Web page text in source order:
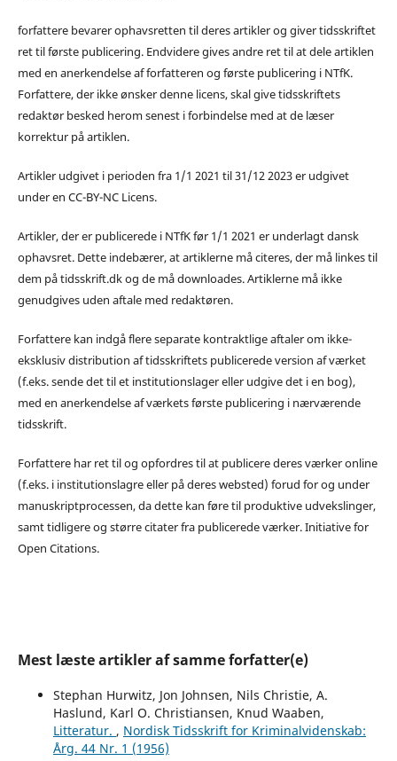
forfattere bevarer ophavsretten til deres artikler og giver tidsskriftet
ret til første publicering. Endvidere gives andre ret til at dele artiklen
med en anerkendelse af forfatteren og første publicering i NTfK.
Forfattere, der ikke ønsker denne licens, skal give tidsskriftets
redaktør besked herom senest i forbindelse med at de læser
korrektur på artiklen.
Artikler udgivet i perioden fra 1/1 2021 til 31/12 2023 er udgivet
under en CC-BY-NC Licens.
Artikler, der er publicerede i NTfK før 1/1 2021 er underlagt dansk
ophavsret. Dette indebærer, at artiklerne må citeres, der må linkes til
dem på tidsskrift.dk og de må downloades. Artiklerne må ikke
genudgives uden aftale med redaktøren.
Forfattere kan indgå flere separate kontraktlige aftaler om ikke-
eksklusiv distribution af tidsskriftets publicerede version af værket
(f.eks. sende det til et institutionslager eller udgive det i en bog),
med en anerkendelse af værkets første publicering i nærværende
tidsskrift.
Forfattere har ret til og opfordres til at publicere deres værker online
(f.eks. i institutionslagre eller på deres websted) forud for og under
manuskriptprocessen, da dette kan føre til produktive udvekslinger,
samt tidligere og større citater fra publicerede værker. Initiative for
Open Citations.
Mest læste artikler af samme forfatter(e)
Stephan Hurwitz, Jon Johnsen, Nils Christie, A.
Haslund, Karl O. Christiansen, Knud Waaben,
Litteratur. , Nordisk Tidsskrift for Kriminalvidenskab:
Årg. 44 Nr. 1 (1956)